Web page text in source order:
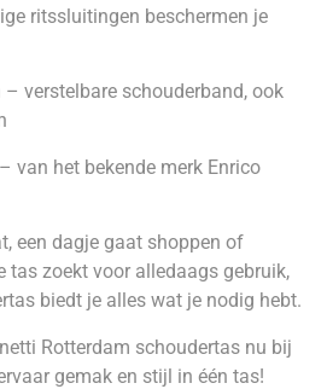
ritssluitingen beschermen je
verstelbare schouderband, ook
van het bekende merk Enrico
een dagje gaat shoppen of
tas zoekt voor alledaags gebruik,
biedt je alles wat je nodig hebt.
Rotterdam schoudertas nu bij
gemak en stijl in één tas!